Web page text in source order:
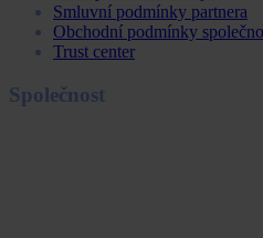
Smluvní podmínky partnera
Obchodní podmínky
Trust center
Společnost